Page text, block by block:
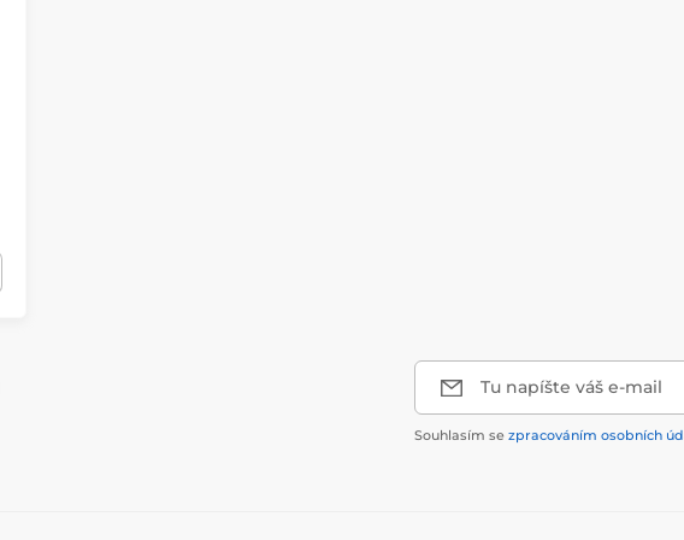
Tu napíšte váš e-mail
Souhlasím se zpracováním osobních